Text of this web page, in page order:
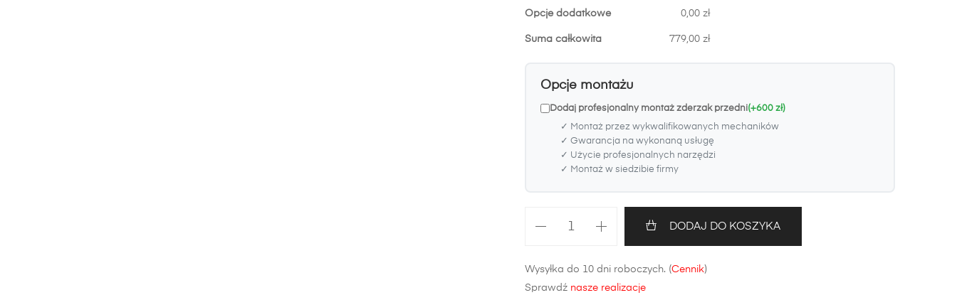
Opcje dodatkowe 0,00 zł
Suma całkowita 779,00 zł
Opcje montażu
Dodaj profesjonalny montaż zderzak przedni(+600 zł)
✓ Montaż przez wykwalifikowanych mechaników
✓ Gwarancja na wykonaną usługę
✓ Użycie profesjonalnych narzędzi
✓ Montaż w siedzibie firmy
Suzuki
Grand
DODAJ DO KOSZYKA
Wysyłka do 10 dni roboczych. (Cennik)
Sprawdź nasze realizacje